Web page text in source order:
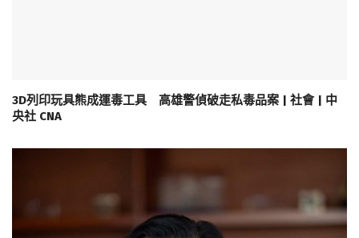
3D列印玩具熊成運毒工具 高雄警偵破走私毒品案 | 社會 | 中
央社 CNA